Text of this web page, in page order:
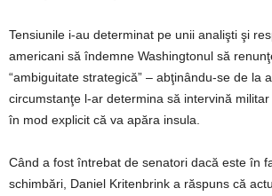
Tensiunile i-au determinat pe unii analişti şi
americani să îndemne Washingtonul să
“ambiguitate strategică” – abţinându-se de la
circumstanţe l-ar determina să intervină
în mod explicit că va apăra insula.
Când a fost întrebat de senatori dacă este în
schimbări, Daniel Kritenbrink a răspuns că